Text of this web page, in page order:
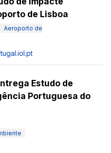
de Lisboa
Aeroporto de
Estudo de
Portuguesa do